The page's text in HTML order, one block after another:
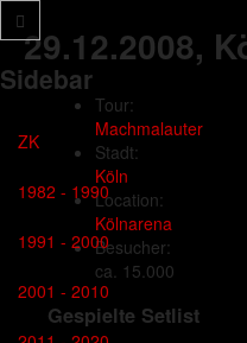
Sidebar
ZK
1982 - 1990
1991 - 2000
2001 - 2010
29.12.2008,
Tour:
Machmalauter
Stadt:
Köln
Location:
Kölnarena
Besucher:
ca. 15.000
Gespielte Setlist